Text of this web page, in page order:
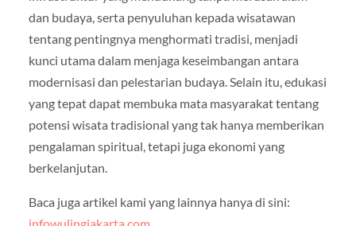
dan budaya, serta penyuluhan kepada wisatawan
tentang pentingnya menghormati tradisi, menjadi
kunci utama dalam menjaga keseimbangan antara
modernisasi dan pelestarian budaya. Selain itu, edukasi
yang tepat dapat membuka mata masyarakat tentang
potensi wisata tradisional yang tak hanya memberikan
pengalaman spiritual, tetapi juga ekonomi yang
berkelanjutan.
Baca juga artikel kami yang lainnya hanya di sini: